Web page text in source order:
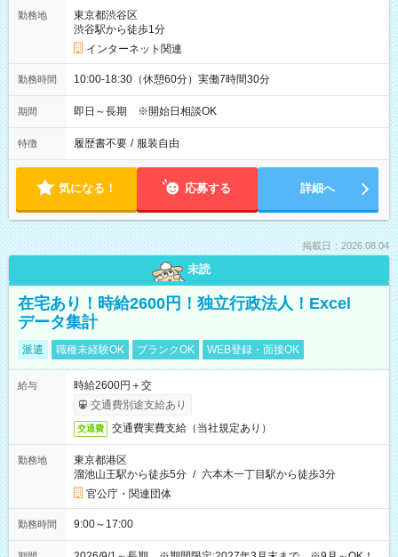
勤務地
東京都渋谷区
渋谷駅から徒歩1分
インターネット関連
勤務時間 10:00-18:30（休憩60分）実働7時間30分
期間 即日～長期 ※開始日相談OK
特徴 履歴書不要 / 服装自由
気になる！ 応募する 詳細へ
掲載日：2026.08.04
未読
在宅あり！時給2600円！独立行政法人！Excel
データ集計
派遣 職種未経験OK ブランクOK WEB登録・面接OK
給与
時給2600円＋交
交通費別途支給あり
交通費 交通費実費支給（当社規定あり）
勤務地
東京都港区
溜池山王駅から徒歩5分 / 六本木一丁目駅から徒歩3分
官公庁・関連団体
勤務時間 9:00～17:00